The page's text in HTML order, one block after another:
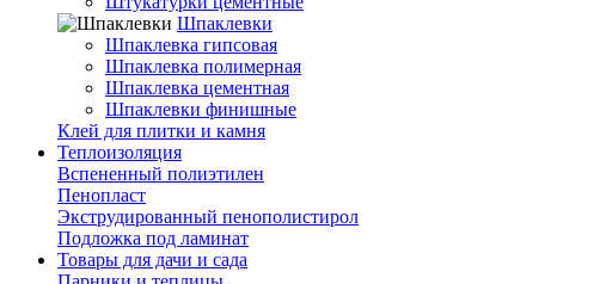
Шпаклевки
Шпаклевка гипсовая
Шпаклевка полимерная
Шпаклевка цементная
Шпаклевки финишные
Клей для плитки и камня
Теплоизоляция
Вспененный полиэтилен
Пенопласт
Экструдированный пенополистирол
Подложка под ламинат
Товары для дачи и сада